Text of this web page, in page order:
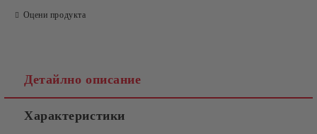
Оцени продукта
Детайлно описание
Характеристики